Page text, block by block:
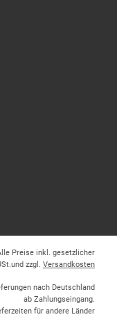
Preise inkl. gesetzlicher
zzgl. Versandkosten
nach Deutschland
ab Zahlungseingang.
für andere Länder